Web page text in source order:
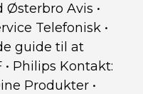
Østerbro Avis •
Telefonisk •
guide til at
• Philips Kontakt:
Produkter •